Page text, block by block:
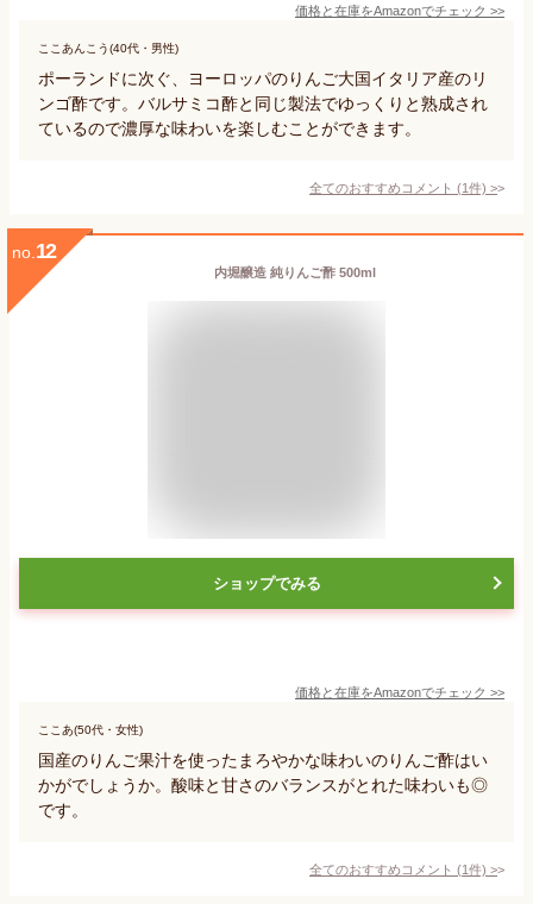
価格と在庫をAmazonでチェック >>
ここあんこう(40代・男性)
ポーランドに次ぐ、ヨーロッパのりんご大国イタリア産のリ
ンゴ酢です。バルサミコ酢と同じ製法でゆっくりと熟成され
ているので濃厚な味わいを楽しむことができます。
全てのおすすめコメント (1件) >
no. 12
内堀醸造 純りんご酢 500ml
ショップでみる
価格と在庫をAmazonでチェック >>
ここあ(50代・女性)
国産のりんご果汁を使ったまろやかな味わいのりんご酢はい
かがでしょうか。酸味と甘さのバランスがとれた味わいも◎
です。
全てのおすすめコメント (1件) >